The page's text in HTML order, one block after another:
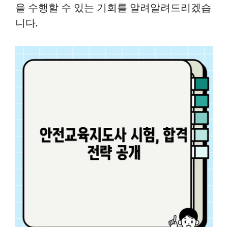
을 수행할 수 있는 기회를 알려알려드리겠습
니다.